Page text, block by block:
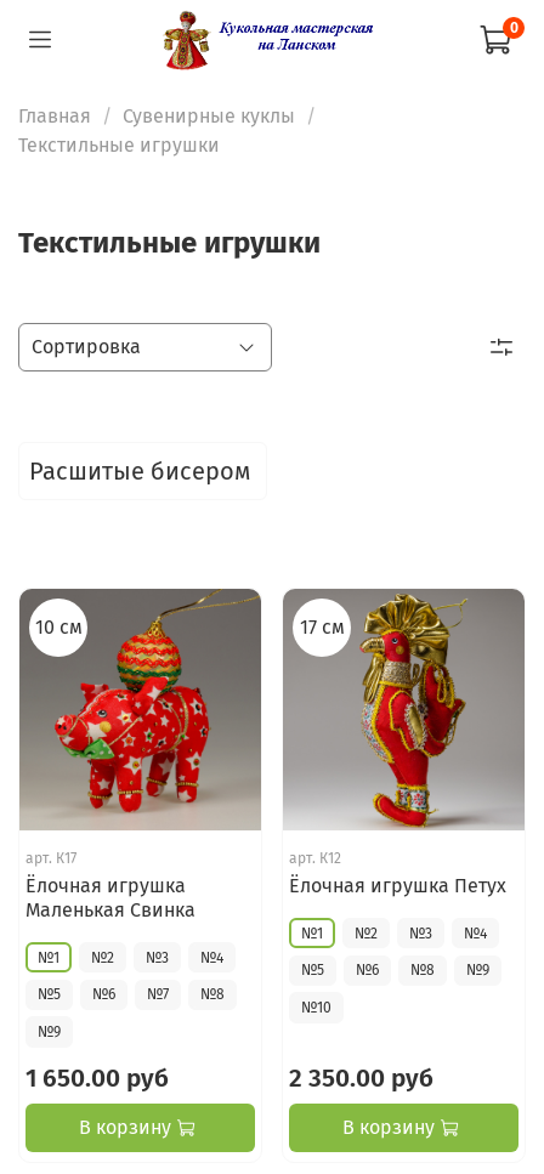
0
Главная
Сувенирные куклы
Текстильные игрушки
Текстильные игрушки
Расшитые бисером
10 см
арт. К17
Ёлочная игрушка
Маленькая Свинка
№1 №2 №3 №4
№5 №6 №7 №8
№9
1 650.00 руб
В корзину
17 см
арт. К12
Ёлочная игрушка Петух
№1 №2 №3 №4
№5 №6 №8 №9
№10
2 350.00 руб
В корзину